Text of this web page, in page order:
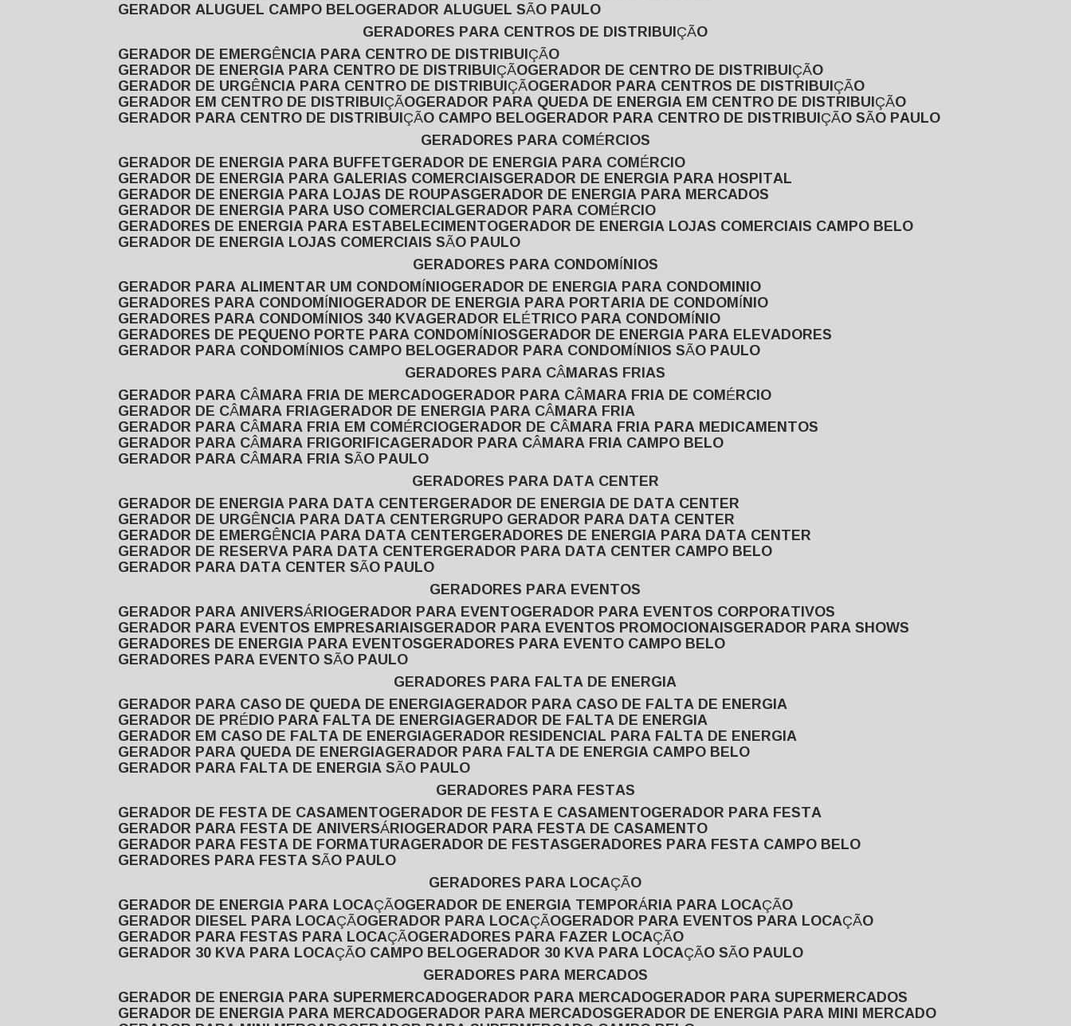
GERADOR ALUGUEL CAMPO BELO GERADOR ALUGUEL SÃO PAULO
GERADORES PARA CENTROS DE DISTRIBUIÇÃO
GERADOR DE EMERGÊNCIA PARA CENTRO DE DISTRIBUIÇÃO
GERADOR DE ENERGIA PARA CENTRO DE DISTRIBUIÇÃO GERADOR DE CENTRO DE DISTRIBUIÇÃO
GERADOR DE URGÊNCIA PARA CENTRO DE DISTRIBUIÇÃO GERADOR PARA CENTROS DE DISTRIBUIÇÃO
GERADOR EM CENTRO DE DISTRIBUIÇÃO GERADOR PARA QUEDA DE ENERGIA EM CENTRO DE DISTRIBUIÇÃO
GERADOR PARA CENTRO DE DISTRIBUIÇÃO CAMPO BELO GERADOR PARA CENTRO DE DISTRIBUIÇÃO SÃO PAULO
GERADORES PARA COMÉRCIOS
GERADOR DE ENERGIA PARA BUFFET GERADOR DE ENERGIA PARA COMÉRCIO
GERADOR DE ENERGIA PARA GALERIAS COMERCIAIS GERADOR DE ENERGIA PARA HOSPITAL
GERADOR DE ENERGIA PARA LOJAS DE ROUPAS GERADOR DE ENERGIA PARA MERCADOS
GERADOR DE ENERGIA PARA USO COMERCIAL GERADOR PARA COMÉRCIO
GERADORES DE ENERGIA PARA ESTABELECIMENTO GERADOR DE ENERGIA LOJAS COMERCIAIS CAMPO BELO
GERADOR DE ENERGIA LOJAS COMERCIAIS SÃO PAULO
GERADORES PARA CONDOMÍNIOS
GERADOR PARA ALIMENTAR UM CONDOMÍNIO GERADOR DE ENERGIA PARA CONDOMINIO
GERADORES PARA CONDOMÍNIO GERADOR DE ENERGIA PARA PORTARIA DE CONDOMÍNIO
GERADORES PARA CONDOMÍNIOS 340 KVA GERADOR ELÉTRICO PARA CONDOMÍNIO
GERADORES DE PEQUENO PORTE PARA CONDOMÍNIOS GERADOR DE ENERGIA PARA ELEVADORES
GERADOR PARA CONDOMÍNIOS CAMPO BELO GERADOR PARA CONDOMÍNIOS SÃO PAULO
GERADORES PARA CÂMARAS FRIAS
GERADOR PARA CÂMARA FRIA DE MERCADO GERADOR PARA CÂMARA FRIA DE COMÉRCIO
GERADOR DE CÂMARA FRIA GERADOR DE ENERGIA PARA CÂMARA FRIA
GERADOR PARA CÂMARA FRIA EM COMÉRCIO GERADOR DE CÂMARA FRIA PARA MEDICAMENTOS
GERADOR PARA CÂMARA FRIGORIFICA GERADOR PARA CÂMARA FRIA CAMPO BELO
GERADOR PARA CÂMARA FRIA SÃO PAULO
GERADORES PARA DATA CENTER
GERADOR DE ENERGIA PARA DATA CENTER GERADOR DE ENERGIA DE DATA CENTER
GERADOR DE URGÊNCIA PARA DATA CENTER GRUPO GERADOR PARA DATA CENTER
GERADOR DE EMERGÊNCIA PARA DATA CENTER GERADORES DE ENERGIA PARA DATA CENTER
GERADOR DE RESERVA PARA DATA CENTER GERADOR PARA DATA CENTER CAMPO BELO
GERADOR PARA DATA CENTER SÃO PAULO
GERADORES PARA EVENTOS
GERADOR PARA ANIVERSÁRIO GERADOR PARA EVENTO GERADOR PARA EVENTOS CORPORATIVOS
GERADOR PARA EVENTOS EMPRESARIAIS GERADOR PARA EVENTOS PROMOCIONAIS GERADOR PARA SHOWS
GERADORES DE ENERGIA PARA EVENTOS GERADORES PARA EVENTO CAMPO BELO
GERADORES PARA EVENTO SÃO PAULO
GERADORES PARA FALTA DE ENERGIA
GERADOR PARA CASO DE QUEDA DE ENERGIA GERADOR PARA CASO DE FALTA DE ENERGIA
GERADOR DE PRÉDIO PARA FALTA DE ENERGIA GERADOR DE FALTA DE ENERGIA
GERADOR EM CASO DE FALTA DE ENERGIA GERADOR RESIDENCIAL PARA FALTA DE ENERGIA
GERADOR PARA QUEDA DE ENERGIA GERADOR PARA FALTA DE ENERGIA CAMPO BELO
GERADOR PARA FALTA DE ENERGIA SÃO PAULO
GERADORES PARA FESTAS
GERADOR DE FESTA DE CASAMENTO GERADOR DE FESTA E CASAMENTO GERADOR PARA FESTA
GERADOR PARA FESTA DE ANIVERSÁRIO GERADOR PARA FESTA DE CASAMENTO
GERADOR PARA FESTA DE FORMATURA GERADOR DE FESTAS GERADORES PARA FESTA CAMPO BELO
GERADORES PARA FESTA SÃO PAULO
GERADORES PARA LOCAÇÃO
GERADOR DE ENERGIA PARA LOCAÇÃO GERADOR DE ENERGIA TEMPORÁRIA PARA LOCAÇÃO
GERADOR DIESEL PARA LOCAÇÃO GERADOR PARA LOCAÇÃO GERADOR PARA EVENTOS PARA LOCAÇÃO
GERADOR PARA FESTAS PARA LOCAÇÃO GERADORES PARA FAZER LOCAÇÃO
GERADOR 30 KVA PARA LOCAÇÃO CAMPO BELO GERADOR 30 KVA PARA LOCAÇÃO SÃO PAULO
GERADORES PARA MERCADOS
GERADOR DE ENERGIA PARA SUPERMERCADO GERADOR PARA MERCADO GERADOR PARA SUPERMERCADOS
GERADOR DE ENERGIA PARA MERCADO GERADOR PARA MERCADOS GERADOR DE ENERGIA PARA MINI MERCADO